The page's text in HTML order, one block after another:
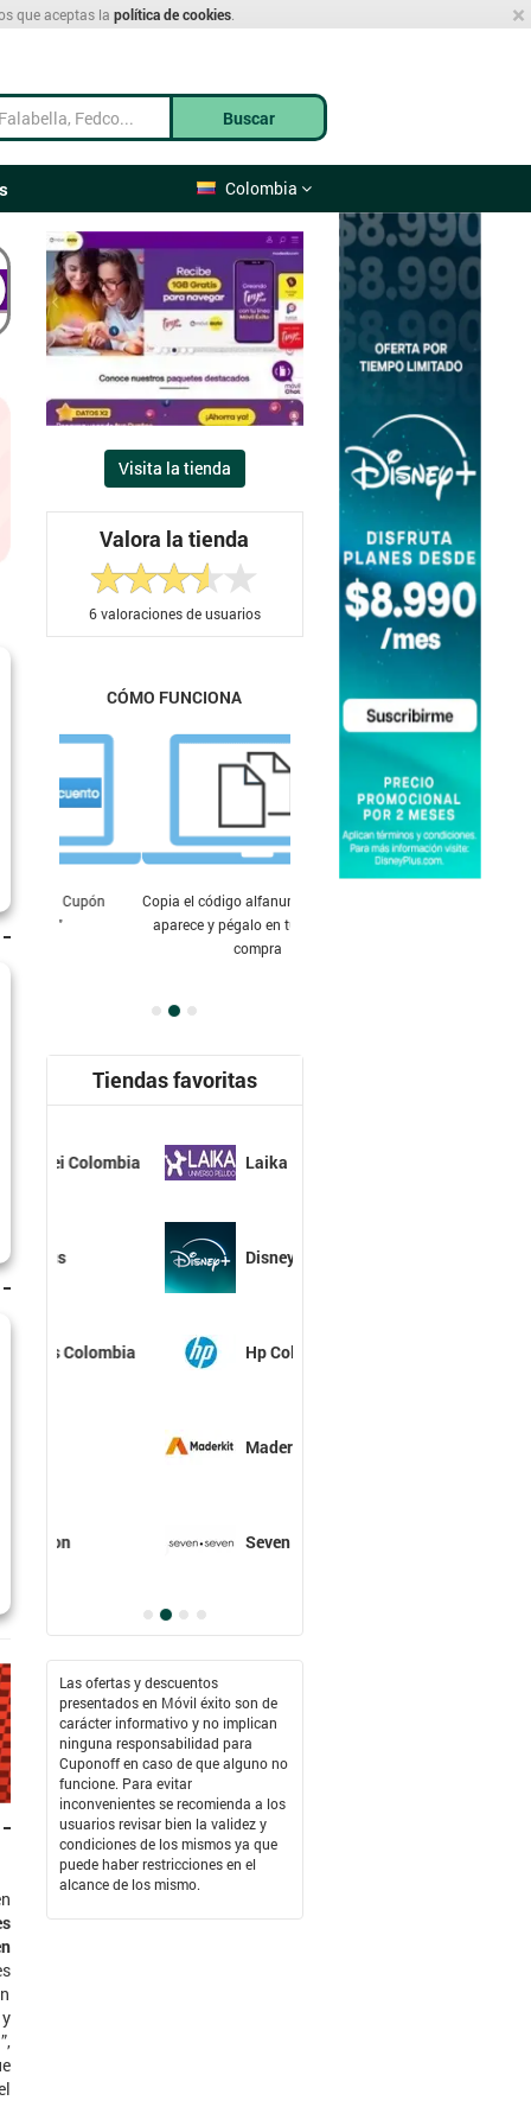
×
que aceptas la política de cookies
Buscar
Colombia
Visita la tienda
Valora la tienda
6valoraciones de usuarios
CÓMO FUNCIONA
Copia el código alfanumérico que te
aparece y pégalo en tu carrito de
Tiendas favoritas
Laika
Disney+
Hp Colombia
Maderkit
Seven Seven
Las ofertas y descuentos
presentados en Móvil éxito son de
carácter informativo y no implican
ninguna responsabilidad para
Cuponoff en caso de que alguno no
funcione. Para evitar
inconvenientes se recomienda a los
usuarios revisar bien la validez y
condiciones de los mismos ya que
puede haber restricciones en el
alcance de los mismo.